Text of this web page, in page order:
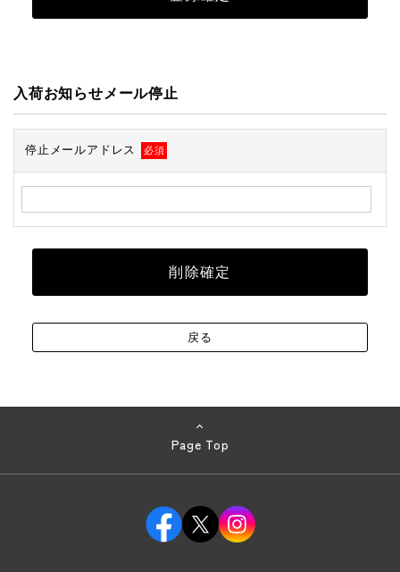
入荷お知らせメール停止
停止メールアドレス 必須
Page Top